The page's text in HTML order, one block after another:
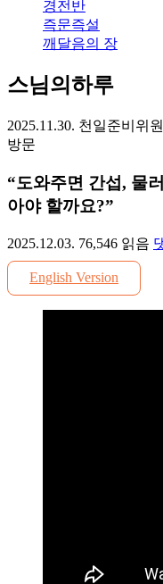
경전반
즉문즉설
깨달음의 장
스님의하루
2025.11.30. 천일준비위
방문
“도와주면 간섭, 물
아야 할까요?”
2025.12.03. 76,546 읽음
English Version